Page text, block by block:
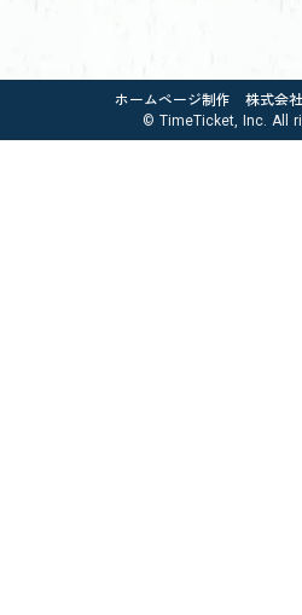
ホームページ制作 株式会
© TimeTicket, Inc. All